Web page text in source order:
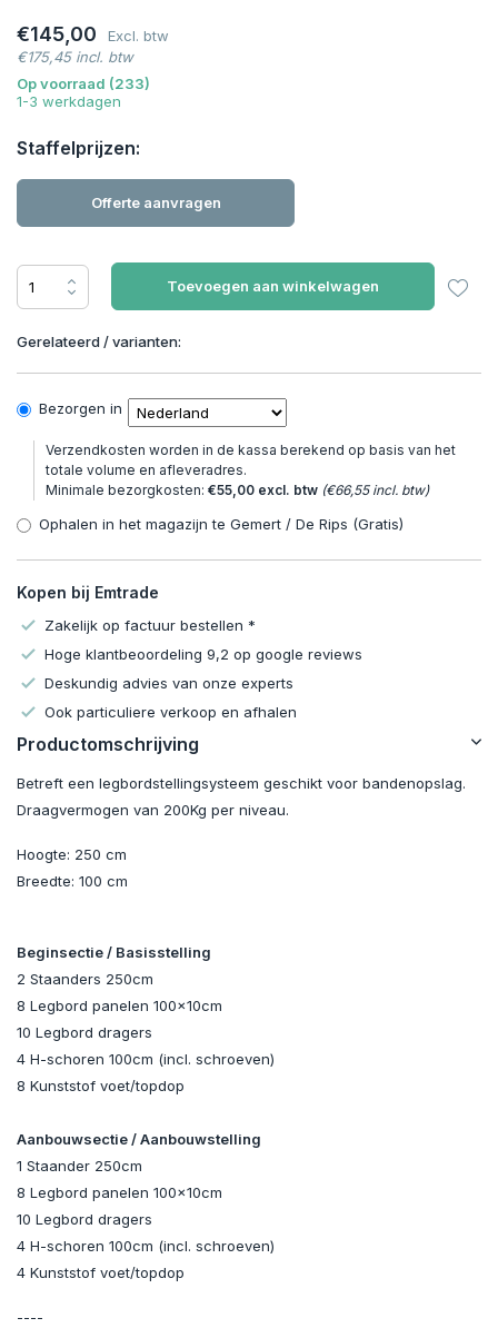
€145,00
Excl. btw
€175,45 incl. btw
Op voorraad (233)
1-3 werkdagen
Staffelprijzen:
Offerte aanvragen
Toevoegen aan winkelwagen
Gerelateerd / varianten:
Bezorgen in
Verzendkosten worden in de kassa berekend op basis van het
totale volume en afleveradres.
Minimale bezorgkosten: €55,00 excl. btw (€66,55 incl. btw)
Ophalen in het magazijn te Gemert / De Rips (Gratis)
Kopen bij Emtrade
Zakelijk op factuur bestellen *
Hoge klantbeoordeling 9,2 op google reviews
Deskundig advies van onze experts
Ook particuliere verkoop en afhalen
Productomschrijving
Betreft een legbordstellingsysteem geschikt voor bandenopslag.
Draagvermogen van 200Kg per niveau.
Hoogte: 250 cm
Breedte: 100 cm
Beginsectie / Basisstelling
2 Staanders 250cm
8 Legbord panelen 100x10cm
10 Legbord dragers
4 H-schoren 100cm (incl. schroeven)
8 Kunststof voet/topdop
Aanbouwsectie / Aanbouwstelling
1 Staander 250cm
8 Legbord panelen 100x10cm
10 Legbord dragers
4 H-schoren 100cm (incl. schroeven)
4 Kunststof voet/topdop
----